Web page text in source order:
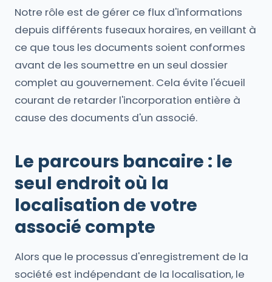
Notre rôle est de gérer ce flux d'informations
depuis différents fuseaux horaires, en veillant à
ce que tous les documents soient conformes
avant de les soumettre en un seul dossier
complet au gouvernement. Cela évite l'écueil
courant de retarder l'incorporation entière à
cause des documents d'un associé.
Le parcours bancaire : le
seul endroit où la
localisation de votre
associé compte
Alors que le processus d'enregistrement de la
société est indépendant de la localisation, le